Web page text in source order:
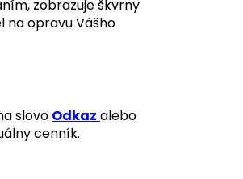
zobrazuje škvrny
na opravu Vášho
slovo Odkaz alebo
cenník.